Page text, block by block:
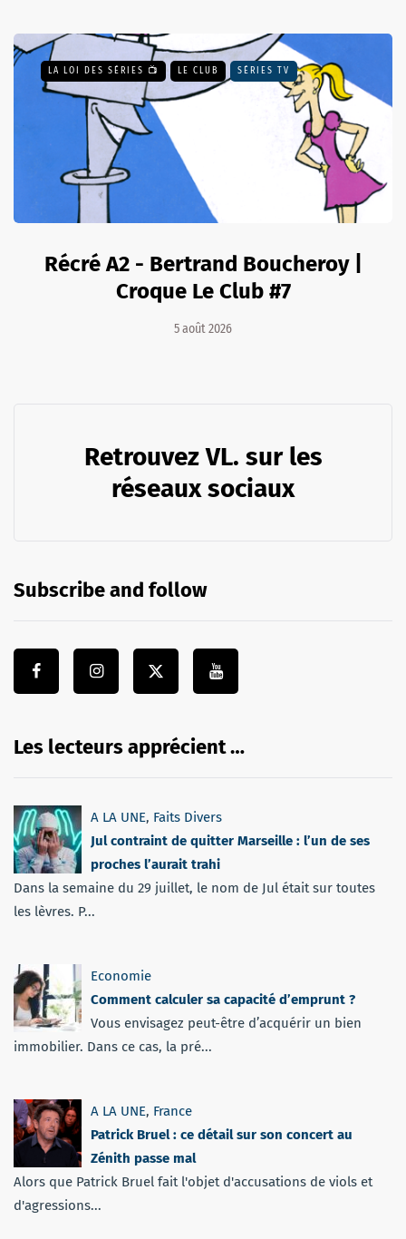
LA LOI DES SÉRIES 📺 LE CLUB SÉRIES TV
Récré A2 - Bertrand Boucheroy |
Croque Le Club #7
5 août 2026
Retrouvez VL. sur les
réseaux sociaux
Subscribe and follow
Les lecteurs apprécient …
A LA UNE, Faits Divers
Jul contraint de quitter Marseille : l’un de ses
proches l’aurait trahi
Dans la semaine du 29 juillet, le nom de Jul était sur toutes
les lèvres. P...
Economie
Comment calculer sa capacité d’emprunt ?
Vous envisagez peut-être d’acquérir un bien
immobilier. Dans ce cas, la pré...
A LA UNE, France
Patrick Bruel : ce détail sur son concert au
Zénith passe mal
Alors que Patrick Bruel fait l'objet d'accusations de viols et
d'agressions...